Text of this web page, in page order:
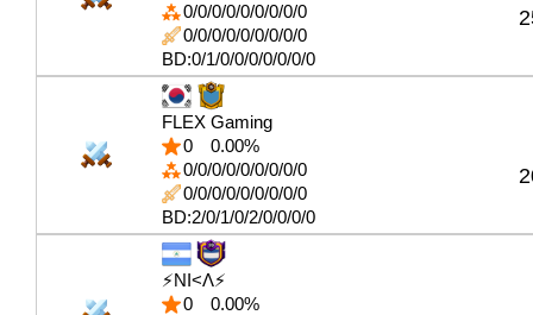
0/0/0/0/0/0/0/0/0
0/0/0/0/0/0/0/0/0
BD:0/1/0/0/0/0/0/0/0
FLEX Gaming
0
0.00%
0/0/0/0/0/0/0/0/0
0/0/0/0/0/0/0/0/0
BD:2/0/1/0/2/0/0/0/0
⚡NI<Λ⚡
0
0.00%